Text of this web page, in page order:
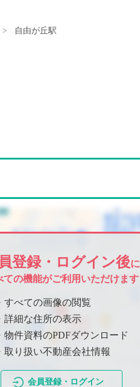
自由が丘駅
登録・ログイン後に
ての機能がご利用いただけます
すべての画像の閲覧
詳細な住所の表示
物件資料のPDFダウンロード
取り扱い不動産会社情報
会員登録・ログイン